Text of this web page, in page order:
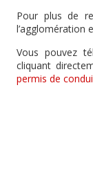
Pour plus de
l’agglomération
Vous pouvez
cliquant
permis de